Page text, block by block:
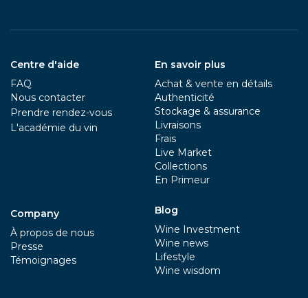
Centre d'aide
FAQ
Nous contacter
Prendre rendez-vous
L'académie du vin
Company
À propos de nous
Presse
Témoignages
En savoir plus
Achat & vente en détails
Authenticité
Stockage & assurance
Livraisons
Frais
Live Market
Collections
En Primeur
Blog
Wine Investment
Wine news
Lifestyle
Wine wisdom